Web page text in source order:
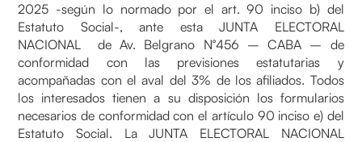
2025 -según lo normado por el art. 90 inciso b) del
Estatuto Social-, ante esta JUNTA ELECTORAL
NACIONAL de Av. Belgrano N°456 – CABA – de
conformidad con las previsiones estatutarias y
acompañadas con el aval del 3% de los afiliados. Todos
los interesados tienen a su disposición los formularios
necesarios de conformidad con el artículo 90 inciso e) del
Estatuto Social. La JUNTA ELECTORAL NACIONAL